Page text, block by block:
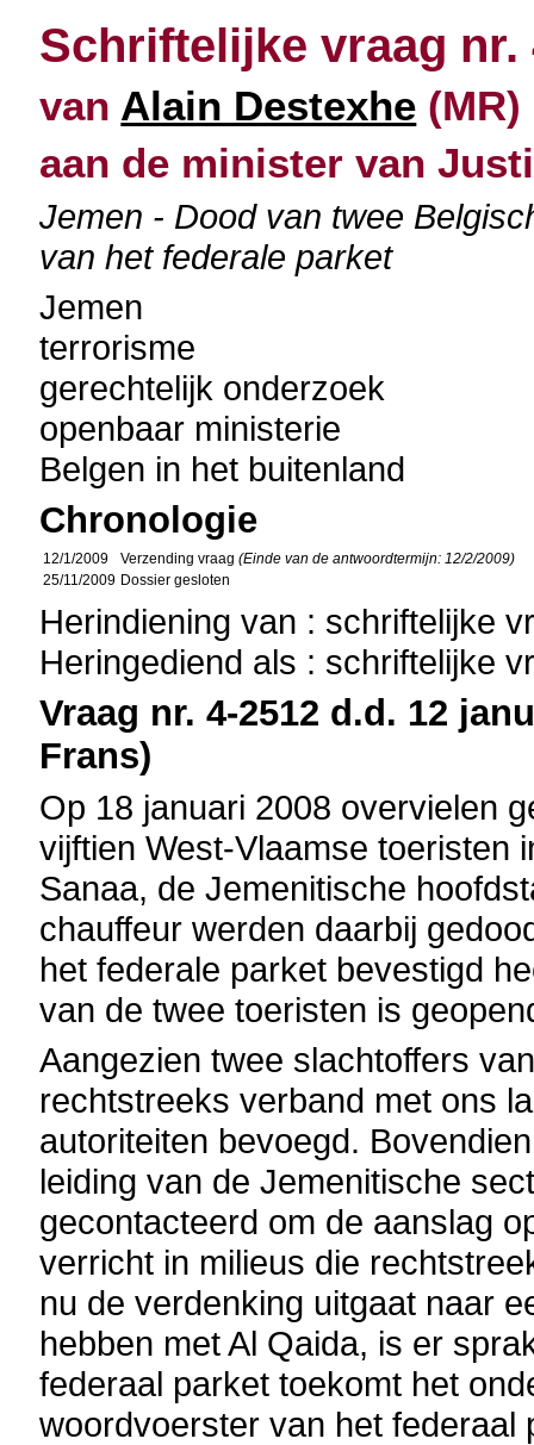
Schriftelijke vraag nr.
van Alain Destexhe
aan de minister van
Jemen - Dood van twee
van het federale parket
Jemen
terrorisme
gerechtelijk onderzoek
openbaar ministerie
Belgen in het buitenland
Chronologie
12/1/2009 Verzending vraag(Einde van de antwoordtermijn: 12/2/2009)
25/11/2009 Dossier gesloten
Herindiening van : schriftelijke
Heringediend als : schriftelijke
Vraag nr. 4-2512 d.d. 12
Frans)
Op 18 januari 2008 overvielen
vijftien West-Vlaamse toeristen
Sanaa, de Jemenitische
chauffeur werden daarbij
het federale parket bevestigd
van de twee toeristen is
Aangezien twee slachtoffers
rechtstreeks verband met ons
autoriteiten bevoegd.
leiding van de Jemenitische
gecontacteerd om de aanslag
verricht in milieus die
nu de verdenking uitgaat naar
hebben met Al Qaida, is er
federaal parket toekomt het
woordvoerster van het federaal